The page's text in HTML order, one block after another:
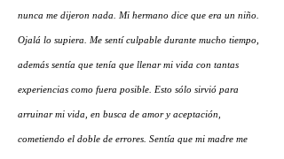
nunca me dijeron nada. Mi hermano dice que era un niño.
Ojalá lo supiera. Me sentí culpable durante mucho tiempo,
además sentía que tenía que llenar mi vida con tantas
experiencias como fuera posible. Esto sólo sirvió para
arruinar mi vida, en busca de amor y aceptación,
cometiendo el doble de errores. Sentía que mi madre me